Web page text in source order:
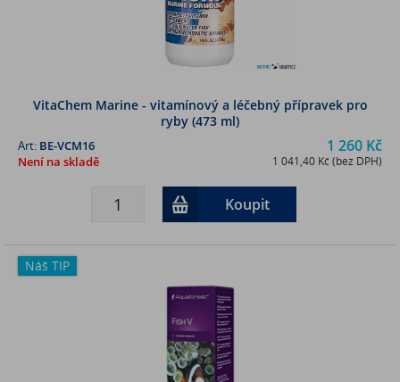
VitaChem Marine - vitamínový a léčebný přípravek pro
ryby (473 ml)
1 260 Kč
1 041,40 Kč (bez DPH)
Art: BE-VCM16
Není na skladě
Koupit
Náš TIP